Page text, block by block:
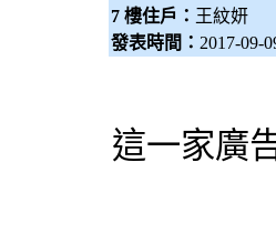
7 樓住戶： 王紋妍
發表時間： 2017-09-
這一家廣